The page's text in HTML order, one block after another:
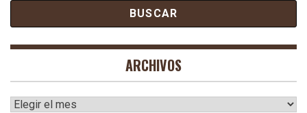
ARCHIVOS
Archivos